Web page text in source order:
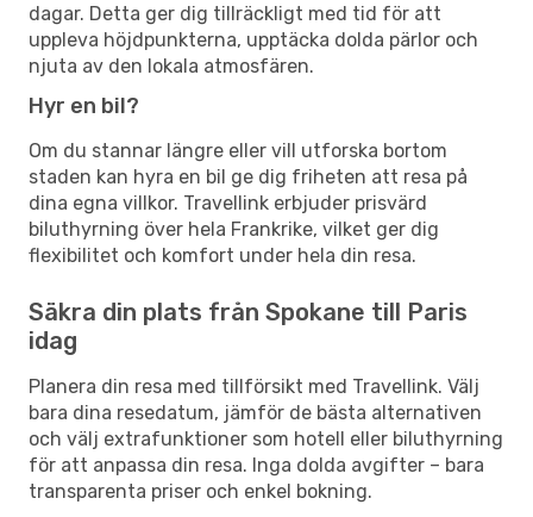
dagar. Detta ger dig tillräckligt med tid för att
uppleva höjdpunkterna, upptäcka dolda pärlor och
njuta av den lokala atmosfären.
Hyr en bil?
Om du stannar längre eller vill utforska bortom
staden kan hyra en bil ge dig friheten att resa på
dina egna villkor. Travellink erbjuder prisvärd
biluthyrning över hela Frankrike, vilket ger dig
flexibilitet och komfort under hela din resa.
Säkra din plats från Spokane till Paris
idag
Planera din resa med tillförsikt med Travellink. Välj
bara dina resedatum, jämför de bästa alternativen
och välj extrafunktioner som hotell eller biluthyrning
för att anpassa din resa. Inga dolda avgifter – bara
transparenta priser och enkel bokning.